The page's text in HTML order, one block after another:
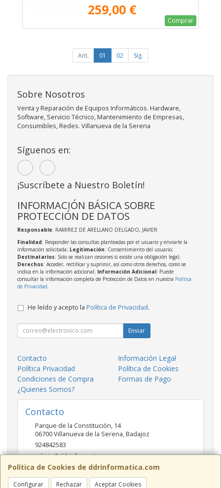
259,00 €
Comprar
Ant. 01 02 Sig.
Política de Cookies de ddrinformatica.com
Configurar Rechazar Aceptar Cookies
Sobre Nosotros
Venta y Reparación de Equipos Informáticos. Hardware,
Software, Servicio Técnico, Mantenimiento de Empresas,
Consumibles, Redes. Villanueva de la Serena
Síguenos en:
¡Suscríbete a Nuestro Boletín!
INFORMACIÓN BÁSICA SOBRE
PROTECCIÓN DE DATOS
Responsable: RAMIREZ DE ARELLANO DELGADO, JAVIER
Finalidad: Responder las consultas planteadas por el usuario y enviarle la
información solicitada; Legitimación: Consentimiento del usuario;
Destinatarios: Solo se realizan cesiones si existe una obligación legal;
Derechos: Acceder, rectificar y suprimir, así como otros derechos, como se
indica en la información adicional; Información Adicional: Puede
consultar la información completa de Protección de Datos en nuestra Política
de Privacidad
He leído y acepto la Política de Privacidad.
Enviar
Contacto
Información Legal
Política Privacidad
Política de Cookies
Condiciones de Compra
Formas de Pago
¿Quienes Somos?
Contacto
Parque de la Constitución, 14
06700Villanueva de la Serena,Badajoz
924842583
admin@ddrinformatica.com